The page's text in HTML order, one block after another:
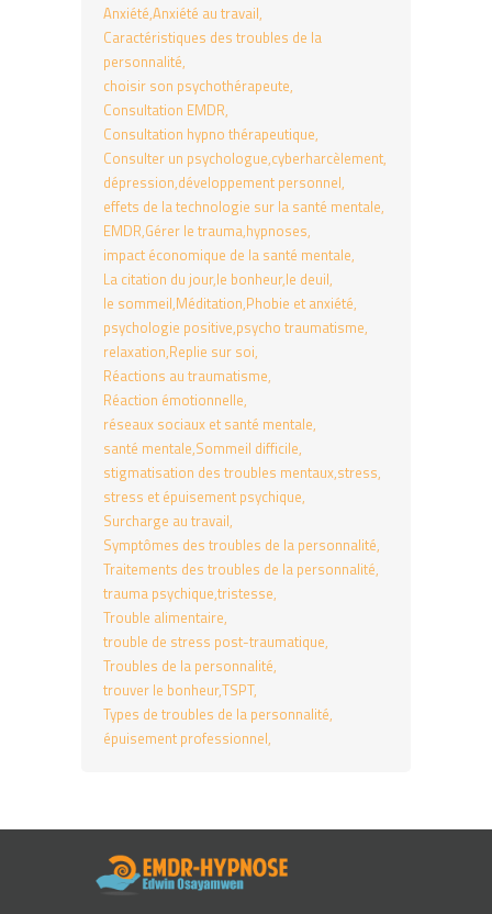
Anxiété Anxiété au travail
Caractéristiques des troubles de la
personnalité
choisir son psychothérapeute
Consultation EMDR
Consultation hypno thérapeutique
Consulter un psychologue cyberharcèlement
dépression développement personnel
effets de la technologie sur la santé mentale
EMDR Gérer le trauma hypnoses
impact économique de la santé mentale
La citation du jour le bonheur le deuil
le sommeil Méditation Phobie et anxiété
psychologie positive psycho traumatisme
relaxation Replie sur soi
Réactions au traumatisme
Réaction émotionnelle
réseaux sociaux et santé mentale
santé mentale Sommeil difficile
stigmatisation des troubles mentaux stress
stress et épuisement psychique
Surcharge au travail
Symptômes des troubles de la personnalité
Traitements des troubles de la personnalité
trauma psychique tristesse
Trouble alimentaire
trouble de stress post-traumatique
Troubles de la personnalité
trouver le bonheurTSPT
Types de troubles de la personnalité
épuisement professionnel